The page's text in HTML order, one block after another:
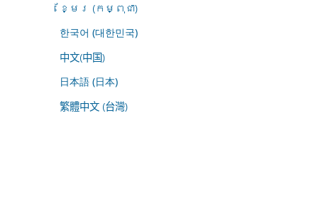
ខ្មែរ (កម្ពុជា)
한국어 (대한민국)
中文(中国)
日本語 (日本)
繁體中文 (台灣)